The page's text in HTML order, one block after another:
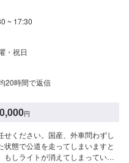
~ 17:30
・祝日
20時間で返信
円
ください。国産、外車問わずし
態で公道を走ってしまいますと
しライトが消えてしまっている